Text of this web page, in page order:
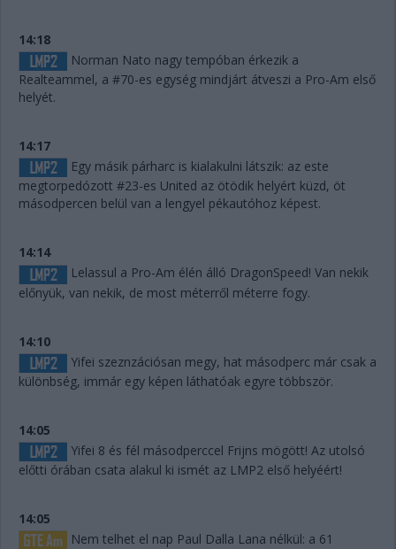
14:18
Norman Nato nagy tempóban érkezik a
Realteammel, a #70-es egység mindjárt átveszi a Pro-Am első
helyét.
14:17
Egy másik párharc is kialakulni látszik: az este
megtorpedózott #23-es United az ötödik helyért küzd, öt
másodpercen belül van a lengyel pékautóhoz képest.
14:14
Lelassul a Pro-Am élén álló DragonSpeed! Van nekik
előnyük, van nekik, de most méterről méterre fogy.
14:10
Yifei szeznzációsan megy, hat másodperc már csak a
különbség, immár egy képen láthatóak egyre többször.
14:05
Yifei 8 és fél másodperccel Frijns mögött! Az utolsó
előtti órában csata alakul ki ismét az LMP2 első helyéért!
14:05
Nem telhet el nap Paul Dalla Lana nélkül: a 61